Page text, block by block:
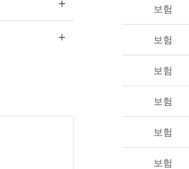
보험
보험
보험
보험
보험
보험